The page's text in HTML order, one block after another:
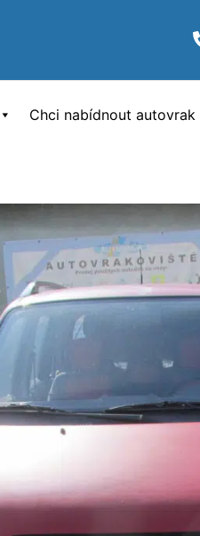
Chci nabídnout autovrak